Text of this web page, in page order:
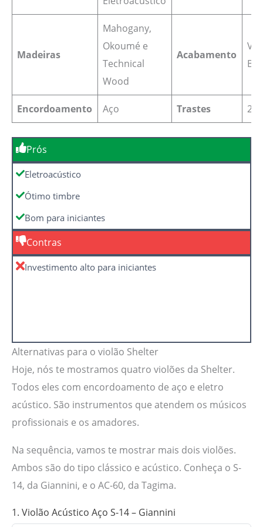
Madeiras
Mahogany,
Okoumé e
Technical
Wood
Acabamento
Encordoamento Aço Trastes 20
Prós
Eletroacústico
Ótimo timbre
Bom para iniciantes
Contras
Investimento alto para iniciantes
Alternativas para o violão Shelter
Hoje, nós te mostramos quatro violões da Shelter.
Todos eles com encordoamento de aço e eletro
acústico. São instrumentos que atendem os músicos
profissionais e os amadores.
Na sequência, vamos te mostrar mais dois violões.
Ambos são do tipo clássico e acústico. Conheça o S-
14, da Giannini, e o AC-60, da Tagima.
1. Violão Acústico Aço S-14 – Giannini